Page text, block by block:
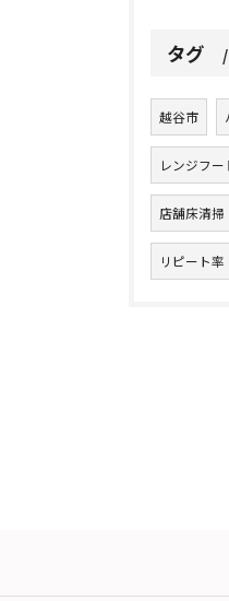
タグ
越谷市
レンジフー
店舗床清掃
リピート率